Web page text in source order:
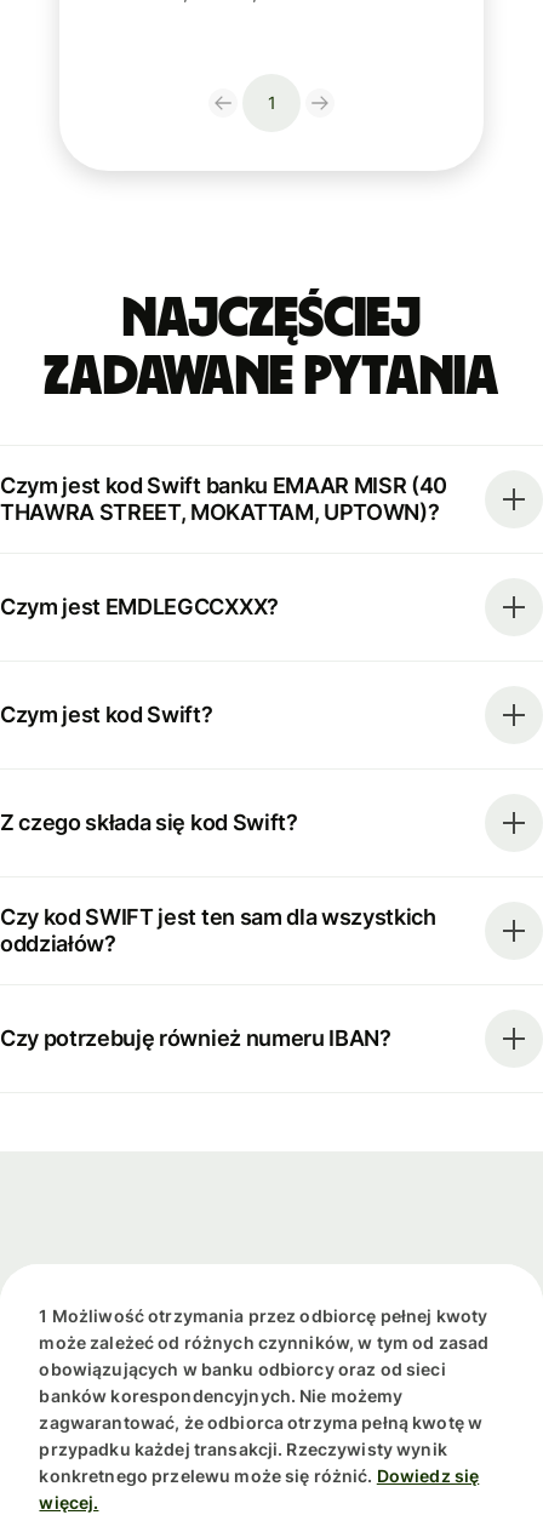
1
Najczęściej
zadawane pytania
Czym jest kod Swift banku EMAAR MISR (40
THAWRA STREET, MOKATTAM, UPTOWN)?
Czym jest EMDLEGCCXXX?
Czym jest kod Swift?
Z czego składa się kod Swift?
Czy kod SWIFT jest ten sam dla wszystkich
oddziałów?
Czy potrzebuję również numeru IBAN?
1 Możliwość otrzymania przez odbiorcę pełnej kwoty
może zależeć od różnych czynników, w tym od zasad
obowiązujących w banku odbiorcy oraz od sieci
banków korespondencyjnych. Nie możemy
zagwarantować, że odbiorca otrzyma pełną kwotę w
przypadku każdej transakcji. Rzeczywisty wynik
konkretnego przelewu może się różnić. Dowiedz się
więcej.